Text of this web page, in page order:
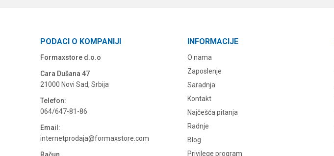
PODACI O KOMPANIJI
Formaxstore d.o.o
Cara Dušana 47
21000 Novi Sad, Srbija
Telefon:
064/647-81-86
Email:
internetprodaja@formaxstore.com
INFORMACIJE
O nama
Zaposlenje
Saradnja
Kontakt
Najčešća pitanja
Radnje
Blog
Privilege program